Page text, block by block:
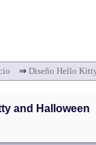
⇒ Diseño Hello
and Halloween